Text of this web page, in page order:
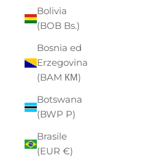
Bolivia
(BOB Bs.)
Bosnia ed
Erzegovina
(BAM КМ)
Botswana
(BWP P)
Brasile
(EUR €)